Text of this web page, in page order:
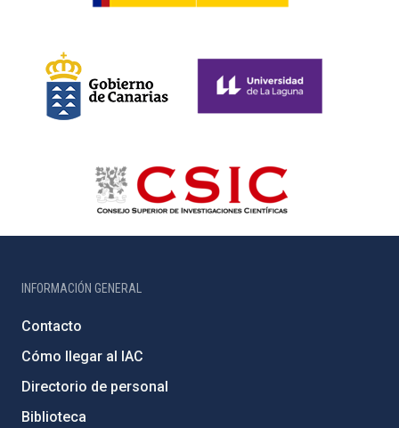
INFORMACIÓN GENERAL
Contacto
Cómo llegar al IAC
Directorio de personal
Biblioteca